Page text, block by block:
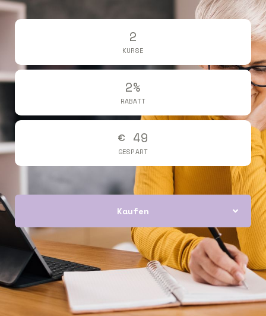
2
KURSE
2%
RABATT
€ 49
GESPART
Kaufen